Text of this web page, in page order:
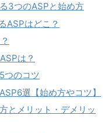
3つのASPと始め方
ASPはどこ？
は？
つのコツ
選【始め方やコツ】
とメリット・デメリッ